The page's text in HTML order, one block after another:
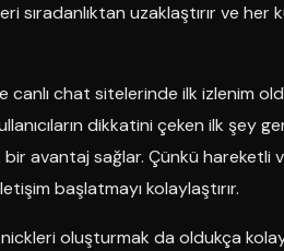
sıradanlıktan uzaklaştırır ve her
chat sitelerinde ilk izlenim
dikkatini çeken ilk şey
avantaj sağlar. Çünkü hareketli
başlatmayı kolaylaştırır.
oluşturmak da oldukça